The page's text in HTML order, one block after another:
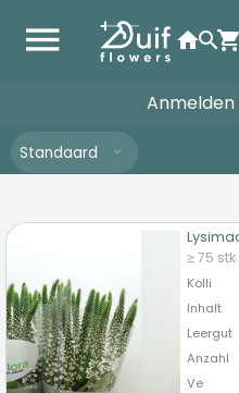
Anmelden
Standaard
≥ 75 stk
Kolli
Inhalt
Leergut
Anzahl
Ve
Lysimachia Moonlight
U moet ingelogd zijn
bitte anmelden